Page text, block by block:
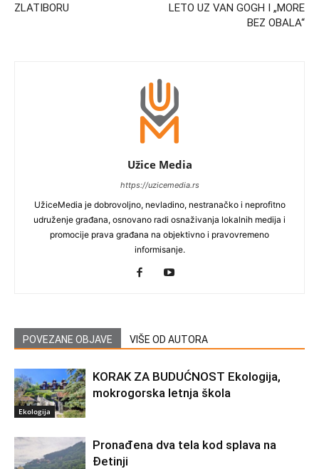
ZLATIBORU
LETO UZ VAN GOGH I „MORE
BEZ OBALA“
Užice Media
https://uzicemedia.rs
UžiceMedia je dobrovoljno, nevladino, nestranačko i neprofitno
udruženje građana, osnovano radi osnaživanja lokalnih medija i
promocije prava građana na objektivno i pravovremeno
informisanje.
POVEZANE OBJAVE VIŠE OD AUTORA
Ekologija
KORAK ZA BUDUĆNOST Ekologija,
mokrogorska letnja škola
Pronađena dva tela kod splava na
Đetinji